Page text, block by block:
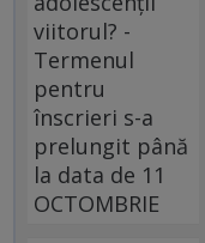
viitorul? -
Termenul
pentru
înscrieri s-a
prelungit până
la data de 11
OCTOMBRIE